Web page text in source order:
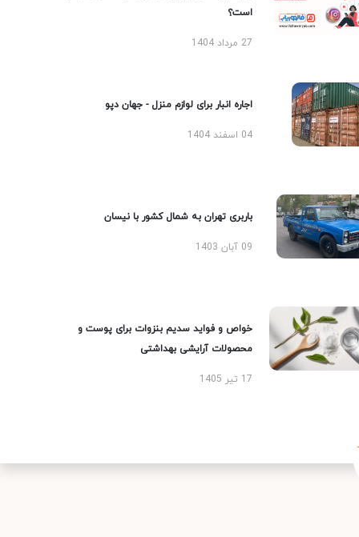
است؟
27 مرداد 1404
اجاره انبار برای لوازم منزل - جهان دپو
04 اسفند 1404
باربری تهران به شمال کشور با نیسان
09 آبان 1403
خواص و فواید سدیم بنزوات برای پوست و
محصولات آرایشی بهداشتی
17 تیر 1405